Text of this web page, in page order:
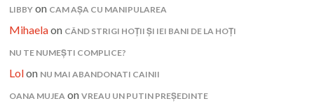
LIBBY on CAM AȘA CU MANIPULAREA
Mihaelaon CÂND STRIGI HOȚII ȘI IEI BANI DE LA HOȚI
NU TE NUMEȘTI COMPLICE?
Lolon NU MAI ABANDONATI CAINII
OANA MUJEA onVREAU UN PUTIN PREȘEDINTE